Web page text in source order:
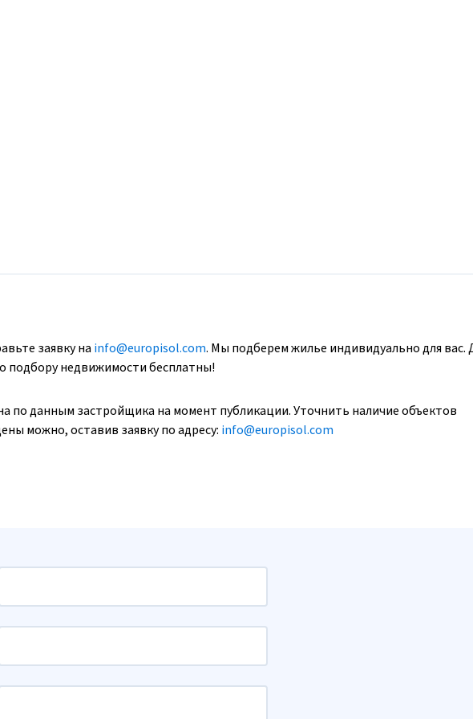
заявку наinfo@europisol.com. Мы подберем жилье индивидуально для вас.
подбору недвижимости бесплатны!
по данным застройщика на момент публикации. Уточнить наличие объектов
можно, оставив заявку по адресу: info@europisol.com